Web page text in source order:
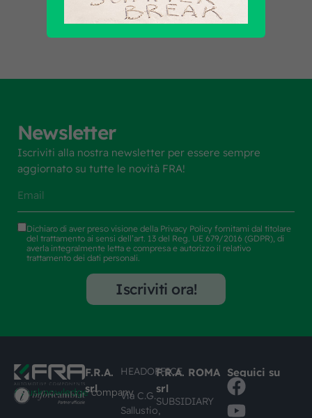
Newsletter
Iscriviti alla nostra newsletter per essere sempre
aggiornato su tutte le novità FRA!
Dichiaro di aver preso visione della Privacy Policy fornitami dal titolare
del trattamento ai sensi dell’art. 13 del Reg. UE 679/2016 (GDPR), di
averla integralmente letta e compresa e autorizzo il relativo
trattamento dei dati personali.
Iscriviti ora!
#busknowledgecompany
F.R.A.
srl
HEADOFFICE
Via C.G.
Sallustio,
F.R.A. ROMA
srl
SUBSIDIARY
Seguici su